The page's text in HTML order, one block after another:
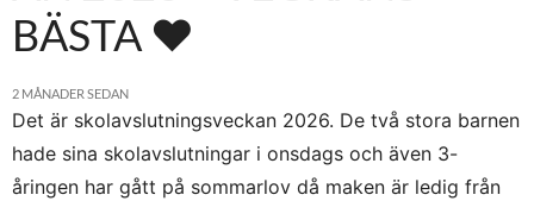
BÄSTA ♥
2 MÅNADER SEDAN
Det är skolavslutningsveckan 2026. De två stora barnen
hade sina skolavslutningar i onsdags och även 3-
åringen har gått på sommarlov då maken är ledig från